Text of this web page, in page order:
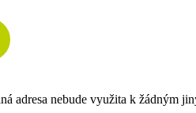
adresa nebude využita k žádným